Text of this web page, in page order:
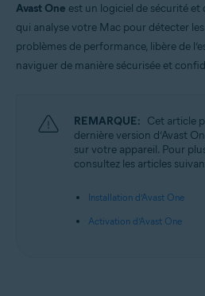
Avast One est un logiciel de sécurité
qui analyse votre Mac pour détecter
problèmes de performance, libère de
naviguer de manière sécurisée et
REMARQUE: Cet article
dernière version d’Avast
sur votre appareil. Pour
consultez les articles
Installation d’Avast One
Activation d’Avast One